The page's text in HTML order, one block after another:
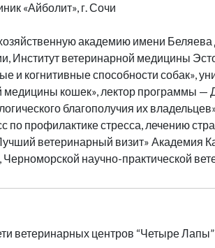
«Айболит», г. Сочи
академию имени Беляева
ветеринарной медицины
и когнитивные способности собак»,
медицины кошек», лектор программы
благополучия их
профилактике стресса, лечению
ветеринарный визит» Академия
научно-практической
ветеринарных центров “Четыре Лапы”